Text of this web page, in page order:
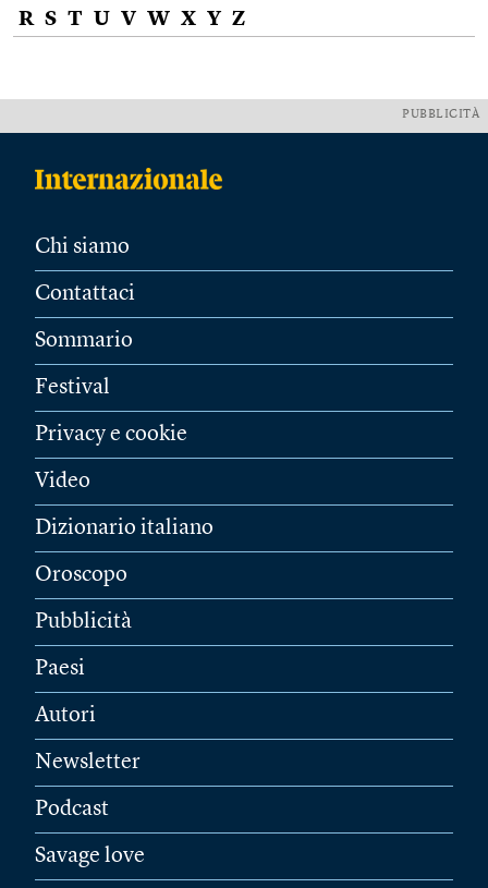
R S T U V W X Y Z
PUBBLICITÀ
Chi siamo
Contattaci
Sommario
Festival
Privacy e cookie
Video
Dizionario italiano
Oroscopo
Pubblicità
Paesi
Autori
Newsletter
Podcast
Savage love